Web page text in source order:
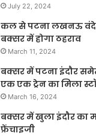
July 22, 2024
कल से पटना लखनऊ वंदे
बक्सर में होगा ठहराव
March 11, 2024
बक्सर में पटना इंदौर
एक एक ट्रेन का मिला
March 16, 2024
बक्सर में खुला इंदौर का
फ्रेंचाइजी